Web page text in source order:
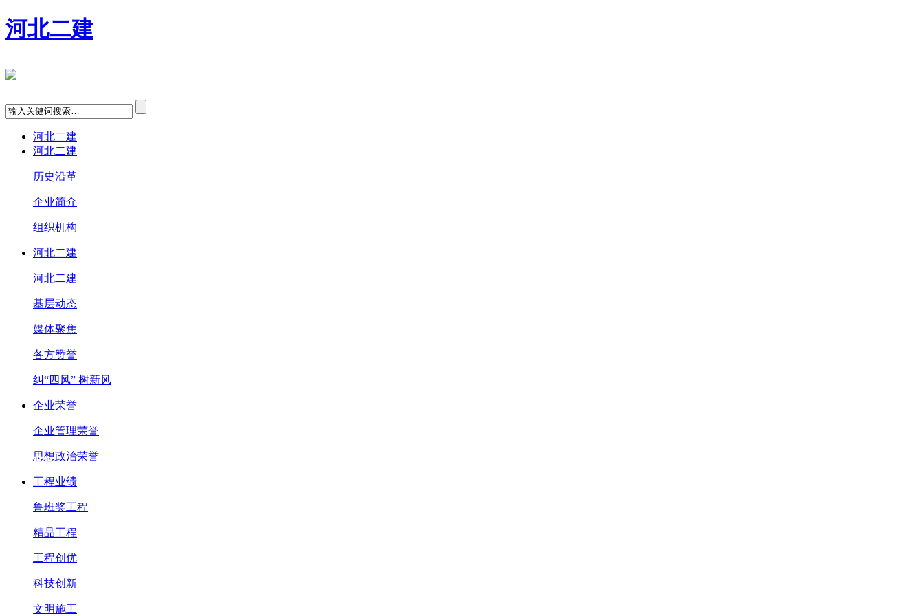
河北二建
河北二建
河北二建
历史沿革
企业简介
组织机构
河北二建
河北二建
基层动态
媒体聚焦
各方赞誉
纠“四风” 树新风
企业荣誉
企业管理荣誉
思想政治荣誉
工程业绩
鲁班奖工程
精品工程
工程创优
科技创新
文明施工